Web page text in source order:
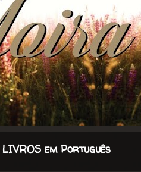
LIVROS em Português